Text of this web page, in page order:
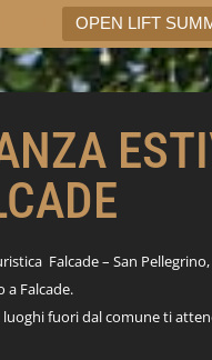
OPEN LIFT
Falcade – San
Falcade.
luoghi fuori dal comune ti